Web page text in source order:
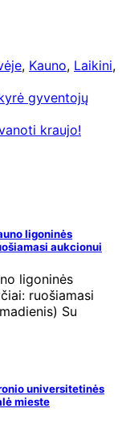
, Kauno, Laikini,
gyventojų
kraujo!
ligoninės
aukcionui
ligoninės
ruošiamasi
Su
universitetinės
mieste